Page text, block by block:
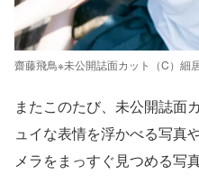
齋藤飛鳥※未公開誌面カット（C）細
またこのたび、未公開誌面
ュイな表情を浮かべる写真
メラをまっすぐ見つめる写